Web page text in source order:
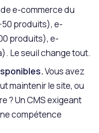
e-commerce du
produits), e-
produits), e-
Le seuil change tout.
Vous avez
maintenir le site, ou
? Un CMS exigeant
compétence